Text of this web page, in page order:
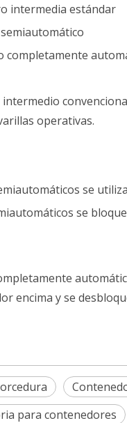
intermedia estándar
completamente
operativas.
se
se
encima y se
para contenedores